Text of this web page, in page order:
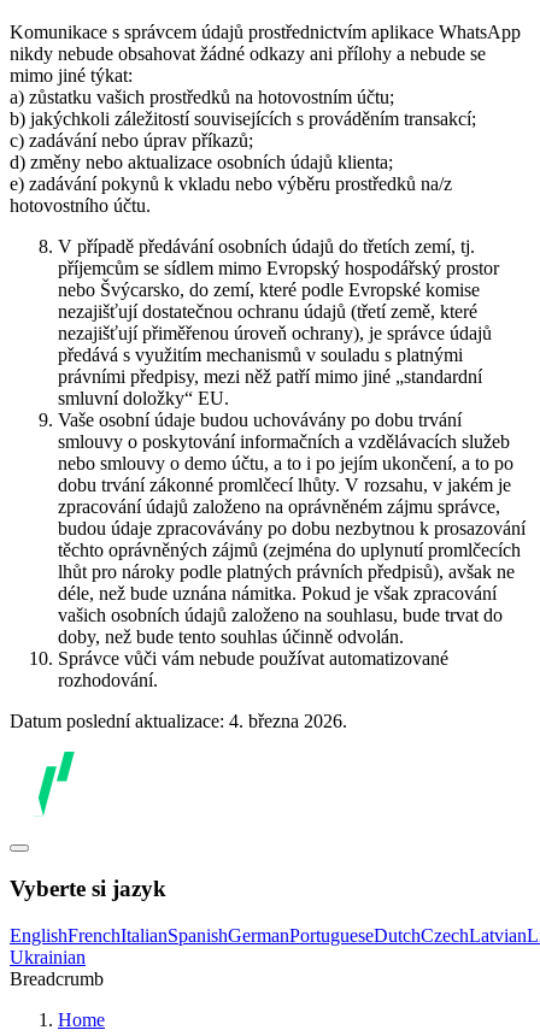
Komunikace s správcem údajů prostřednictvím aplikace WhatsApp
nikdy nebude obsahovat žádné odkazy ani přílohy a nebude se
mimo jiné týkat:
a) zůstatku vašich prostředků na hotovostním účtu;
b) jakýchkoli záležitostí souvisejících s prováděním transakcí;
c) zadávání nebo úprav příkazů;
d) změny nebo aktualizace osobních údajů klienta;
e) zadávání pokynů k vkladu nebo výběru prostředků na/z
hotovostního účtu.
V případě předávání osobních údajů do třetích zemí, tj.
příjemcům se sídlem mimo Evropský hospodářský prostor
nebo Švýcarsko, do zemí, které podle Evropské komise
nezajišťují dostatečnou ochranu údajů (třetí země, které
nezajišťují přiměřenou úroveň ochrany), je správce údajů
předává s využitím mechanismů v souladu s platnými
právními předpisy, mezi něž patří mimo jiné „standardní
smluvní doložky“ EU.
Vaše osobní údaje budou uchovávány po dobu trvání
smlouvy o poskytování informačních a vzdělávacích služeb
nebo smlouvy o demo účtu, a to i po jejím ukončení, a to po
dobu trvání zákonné promlčecí lhůty. V rozsahu, v jakém je
zpracování údajů založeno na oprávněném zájmu správce,
budou údaje zpracovávány po dobu nezbytnou k prosazování
těchto oprávněných zájmů (zejména do uplynutí promlčecích
lhůt pro nároky podle platných právních předpisů), avšak ne
déle, než bude uznána námitka. Pokud je však zpracování
vašich osobních údajů založeno na souhlasu, bude trvat do
doby, než bude tento souhlas účinně odvolán.
Správce vůči vám nebude používat automatizované
rozhodování.
Datum poslední aktualizace: 4. března 2026.
Vyberte si jazyk
EnglishFrenchItalianSpanishGermanPortugueseDutchCzechLatvian
Ukrainian
Breadcrumb
Home